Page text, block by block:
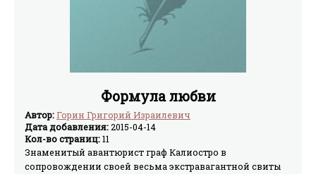
Формула любви
Автор:Горин Григорий Израилевич
Дата добавления:2015-04-14
Кол-во страниц:11
Знаменитый авантюрист граф Калиостро в
сопровождении своей весьма экстравагантной свиты